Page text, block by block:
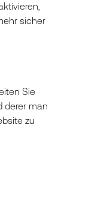
sicher
Sie
derer man
zu